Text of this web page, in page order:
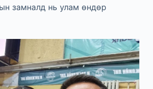
замналд нь улам өндөр